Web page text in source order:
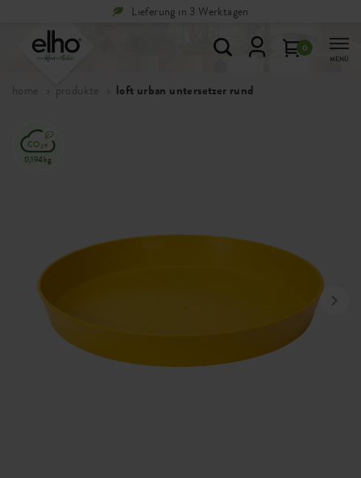
Rücksendungen sind
0
MENÜ
home produkte loft urban untersetzer rund
0,194kg